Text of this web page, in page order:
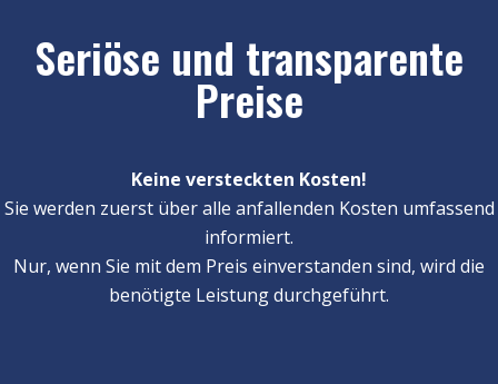
Seriöse und transparente
Preise
Keine versteckten Kosten!
Sie werden zuerst über alle anfallenden Kosten umfassend
informiert.
Nur, wenn Sie mit dem Preis einverstanden sind, wird die
benötigte Leistung durchgeführt.